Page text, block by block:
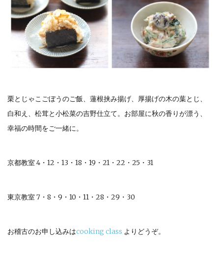
栗とじゃこごぼうのご飯、蓮根挟み揚げ、厚揚げの木の葉とじ、
白和え、松茸と小松菜の吉野仕立て。お部屋に秋の香りが漂う、
幸福の時間をご一緒に。
京都教室 4・12・13・18・19・21・22・25・31
東京教室 7・8・9・10・11・28・29・30
お稽古のお申し込みはcooking class よりどうぞ。